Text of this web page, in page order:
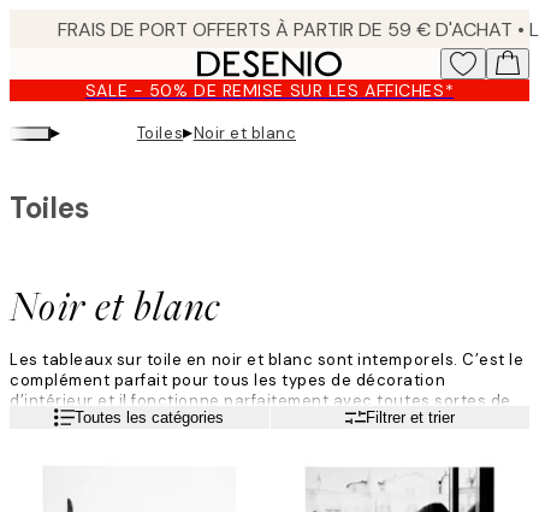
content.SALE - 50% DE REMISE SUR LES AFFICHES*
▸ Toiles▸Noir et blanc
Noir et blanc
Toiles
Les tableaux sur toile en noir et blanc sont intemporels. C’est le
complément parfait pour tous les types de décoration
d’intérieur et il fonctionne parfaitement avec toutes sortes de
styles d’art, de couleurs et de pièces. Trouvez des motifs
Lire la suiteToutes les catégories Filtrer et trier